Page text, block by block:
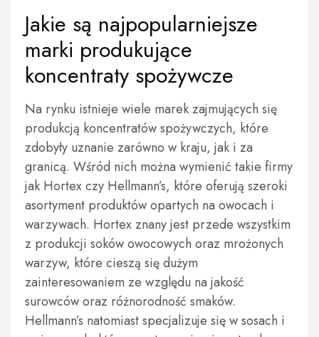
Jakie są najpopularniejsze
marki produkujące
koncentraty spożywcze
Na rynku istnieje wiele marek zajmujących się
produkcją koncentratów spożywczych, które
zdobyły uznanie zarówno w kraju, jak i za
granicą. Wśród nich można wymienić takie firmy
jak Hortex czy Hellmann’s, które oferują szeroki
asortyment produktów opartych na owocach i
warzywach. Hortex znany jest przede wszystkim
z produkcji soków owocowych oraz mrożonych
warzyw, które cieszą się dużym
zainteresowaniem ze względu na jakość
surowców oraz różnorodność smaków.
Hellmann’s natomiast specjalizuje się w sosach i